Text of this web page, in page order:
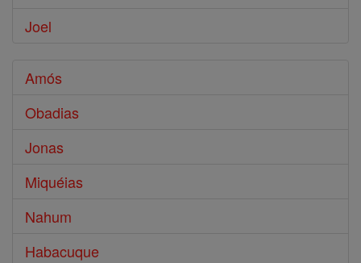
Joel
Amós
Obadias
Jonas
Miquéias
Nahum
Habacuque